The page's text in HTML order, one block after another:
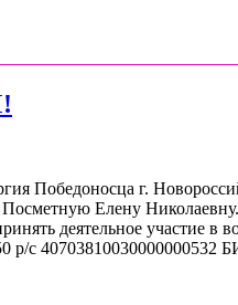
Победоносца г.
Елену
деятельное участие в
с 40703810030000000532